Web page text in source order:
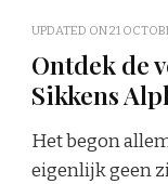
UPDATED ON21
Ontdek de
Sikkens
Het begon
eigenlijk geen